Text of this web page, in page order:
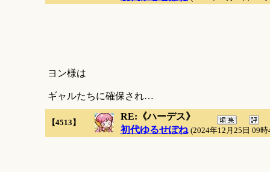
ヨン様は
ギャルたちに確保され…
【4513】
RE:《ハーデス》
初代ゆるせぽね (2024年12月25日 09時